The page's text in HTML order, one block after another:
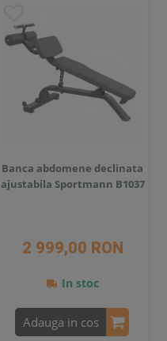
Banca abdomene declinata
ajustabila Sportmann B1037
2 999,00 RON
In stoc
Adauga in cos